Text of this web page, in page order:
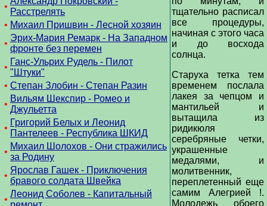
•
Расстрелять
• Михаил Пришвин - Лесной хозяин
•
Эрих-Мария Ремарк - На Западном
фронте без перемен
•
Ганс-Ульрих Рудель - Пилот
"Штуки"
• Степан Злобин - Степан Разин
•
Вильям Шекспир - Ромео и
Джульетта
•
Григорий Белых и Леонид
Пантелеев - Республика ШКИД
•
Михаил Шолохов - Они стражились
за Родину
•
Ярослав Гашек - Приключения
бравого солдата Швейка
•
Леонид Соболев - Капитальный
тщательно расписал
все процедуры,
начиная с этого часа
и до восхода
солнца.
Старуха тетка тем
временем послала
лакея за чепцом и
мантильей и
вытащила из
ридикюля
серебряные четки,
украшенные
медалями, и
молитвенник,
переплетенный еще
самим Алегрией !.
Молодежь обоего